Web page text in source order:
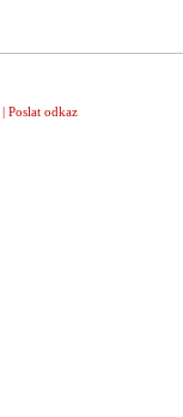
| Poslat odkaz